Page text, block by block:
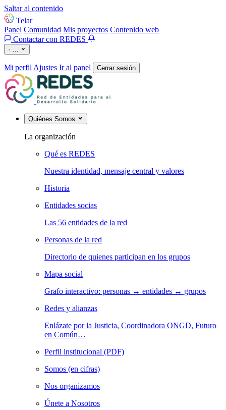
Saltar al contenido
Telar
Panel Comunidad Mis proyectos Contenido web
Contactar con REDES
· …
Mi perfil Ajustes Ir al panel Cerrar sesión
Quiénes Somos
La organización
Qué es REDES
Nuestra identidad, mensaje central y valores
Historia
Entidades socias
Las 56 entidades de la red
Personas de la red
Directorio de quienes participan en los grupos
Mapa social
Grafo interactivo: personas ↔ entidades ↔ grupos
Redes y alianzas
Enlázate por la Justicia, Coordinadora ONGD, Futuro
en Común…
Perfil institucional (PDF)
Somos (en cifras)
Nos organizamos
Únete a Nosotros